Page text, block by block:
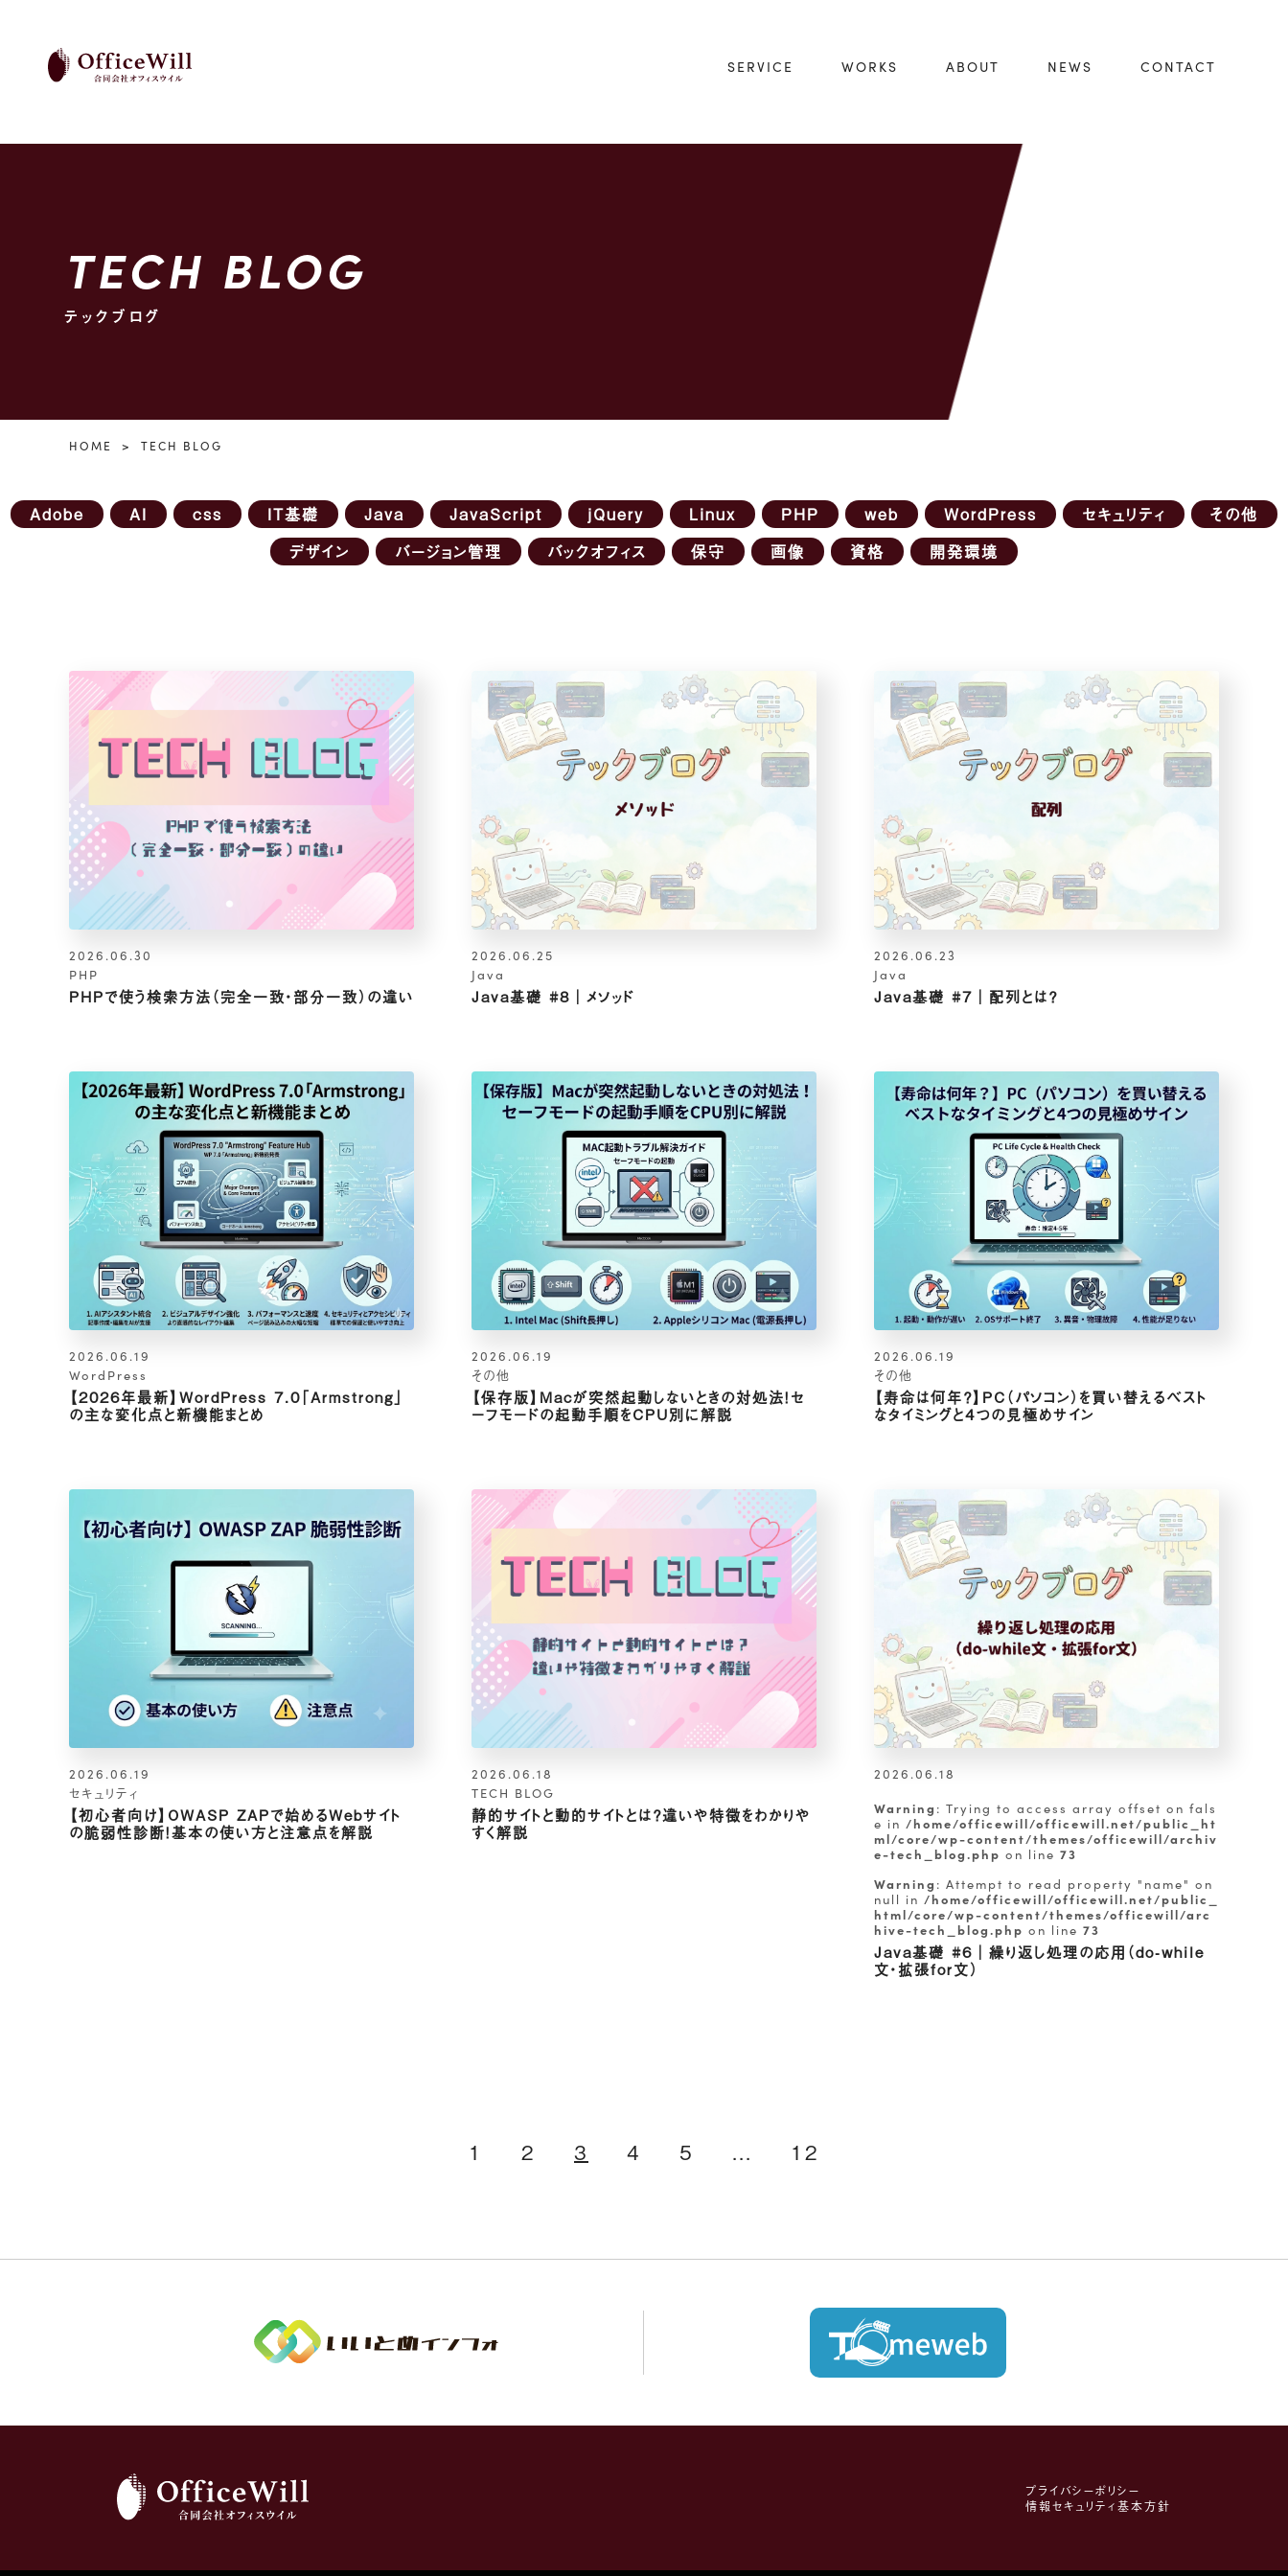
SERVICE WORKS ABOUT NEWS CONTACT
TECH BLOG
テックブログ
HOME TECH BLOG
Adobe AI css IT基礎 Java JavaScript jQuery Linux PHP web WordPress セキュリティ
その他
デザイン
バージョン管理 バックオフィス 保守 画像 資格 開発環境
2026.06.30
PHP
PHPで使う検索方法（完全一致・部分一致）の違い
2026.06.25
Java
Java基礎 #8｜メソッド
2026.06.23
Java
Java基礎 #7｜配列とは？
2026.06.19
WordPress
【2026年最新】WordPress 7.0「Armstrong」
の主な変化点と新機能まとめ
2026.06.19
その他
【保存版】Macが突然起動しないときの対処法！セ
ーフモードの起動手順をCPU別に解説
2026.06.19
その他
【寿命は何年？】PC（パソコン）を買い替えるベスト
なタイミングと4つの見極めサイン
2026.06.19
セキュリティ
【初心者向け】OWASP ZAPで始めるWebサイト
の脆弱性診断！基本の使い方と注意点を解説
2026.06.18
TECH BLOG
静的サイトと動的サイトとは？違いや特徴をわかりや
すく解説
2026.06.18
Warning : Trying to access array offset on fals
e in /home/officewill/officewill.net/public_ht
ml/core/wp-content/themes/officewill/archiv
e-tech_blog.php on line 73
Warning : Attempt to read property "name" on
null in /home/officewill/officewill.net/public_
html/core/wp-content/themes/officewill/arc
hive-tech_blog.php on line 73
Java基礎 #6｜繰り返し処理の応用（do-while
文・拡張for文）
1 2 3 4 5 ... 12
プライバシーポリシー
情報セキュリティ基本方針